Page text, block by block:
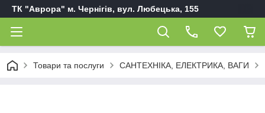
ТК "Аврора" м. Чернігів, вул. Любецька, 155
Товари та послуги САНТЕХНІКА, ЕЛЕКТРИКА, ВАГИ